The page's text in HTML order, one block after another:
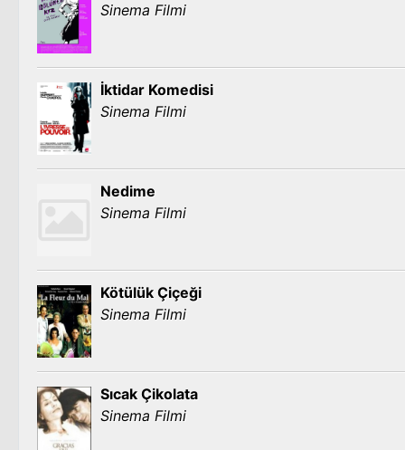
Sinema Filmi
İktidar Komedisi
Sinema Filmi
Nedime
Sinema Filmi
Kötülük Çiçeği
Sinema Filmi
Sıcak Çikolata
Sinema Filmi